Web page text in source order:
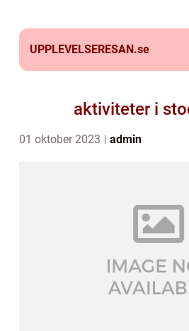
UPPLEVELSERESAN.se
aktiviteter i
01 oktober 2023 admin